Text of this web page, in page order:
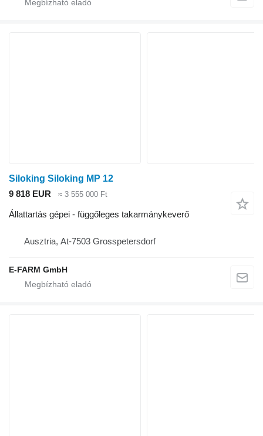
Siloking Siloking MP 12
9 818 EUR
≈ 3 555 000 Ft
Állattartás gépei - függőleges takarmánykeverő
Ausztria, At-7503 Grosspetersdorf
E-FARM GmbH